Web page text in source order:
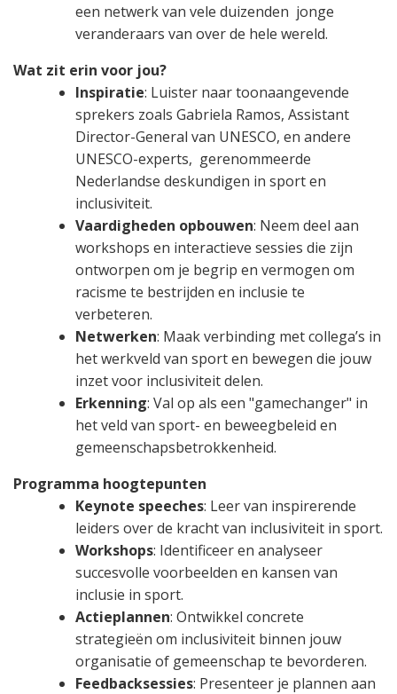
een netwerk van vele duizenden jonge
veranderaars van over de hele wereld.
Wat zit erin voor jou?
Inspiratie: Luister naar toonaangevende
sprekers zoals Gabriela Ramos, Assistant
Director-General van UNESCO, en andere
UNESCO-experts, gerenommeerde
Nederlandse deskundigen in sport en
inclusiviteit.
Vaardigheden opbouwen: Neem deel aan
workshops en interactieve sessies die zijn
ontworpen om je begrip en vermogen om
racisme te bestrijden en inclusie te
verbeteren.
Netwerken: Maak verbinding met collega’s in
het werkveld van sport en bewegen die jouw
inzet voor inclusiviteit delen.
Erkenning: Val op als een "gamechanger" in
het veld van sport- en beweegbeleid en
gemeenschapsbetrokkenheid.
Programma hoogtepunten
Keynote speeches: Leer van inspirerende
leiders over de kracht van inclusiviteit in sport.
Workshops: Identificeer en analyseer
succesvolle voorbeelden en kansen van
inclusie in sport.
Actieplannen: Ontwikkel concrete
strategieën om inclusiviteit binnen jouw
organisatie of gemeenschap te bevorderen.
Feedbacksessies: Presenteer je plannen aan